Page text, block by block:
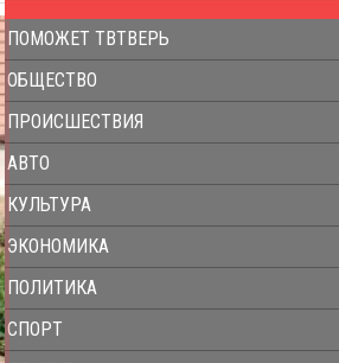
ПОМОЖЕТ ТВТВЕРЬ
ОБЩЕСТВО
ПРОИСШЕСТВИЯ
АВТО
КУЛЬТУРА
ЭКОНОМИКА
ПОЛИТИКА
СПОРТ